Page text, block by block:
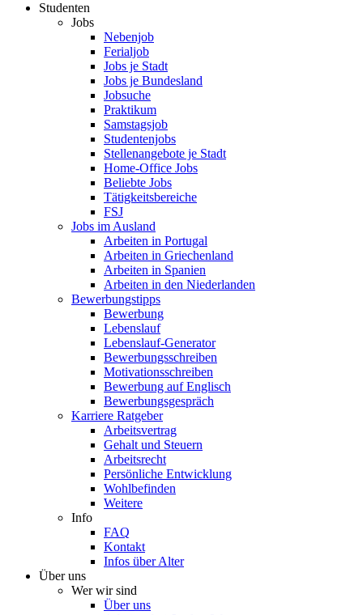
Studenten
Jobs
Nebenjob
Ferialjob
Jobs je Stadt
Jobs je Bundesland
Jobsuche
Praktikum
Samstagsjob
Studentenjobs
Stellenangebote je Stadt
Home-Office Jobs
Beliebte Jobs
Tätigkeitsbereiche
FSJ
Jobs im Ausland
Arbeiten in Portugal
Arbeiten in Griechenland
Arbeiten in Spanien
Arbeiten in den Niederlanden
Bewerbungstipps
Bewerbung
Lebenslauf
Lebenslauf-Generator
Bewerbungsschreiben
Motivationsschreiben
Bewerbung auf Englisch
Bewerbungsgespräch
Karriere Ratgeber
Arbeitsvertrag
Gehalt und Steuern
Arbeitsrecht
Persönliche Entwicklung
Wohlbefinden
Weitere
Info
FAQ
Kontakt
Infos über Alter
Über uns
Wer wir sind
Über uns